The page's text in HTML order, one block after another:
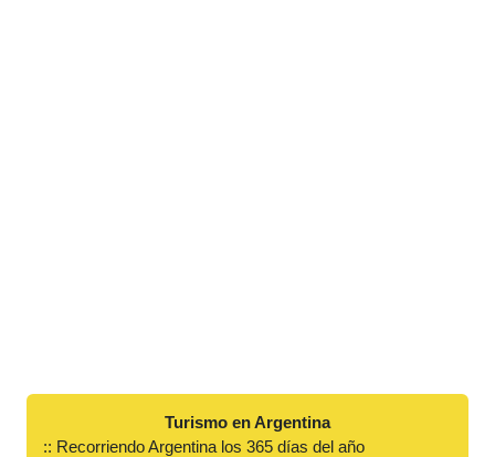
Turismo en Argentina
:: Recorriendo Argentina los 365 días del año